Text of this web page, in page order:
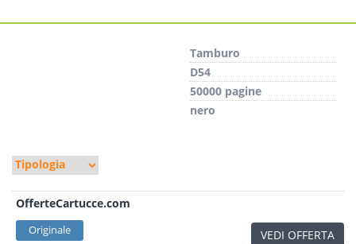
Tamburo
D54
50000 pagine
nero
OfferteCartucce.com
Originale VEDI OFFERTA